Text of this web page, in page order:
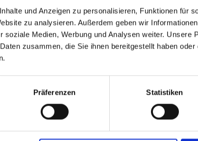
und Anzeigen zu personalisieren, Funktionen für
zu analysieren. Außerdem geben wir
soziale Medien, Werbung und Analysen weiter. Unsere
zusammen, die Sie ihnen bereitgestellt haben
Präferenzen Statistiken
In den Warenkorb In den Warenkorb